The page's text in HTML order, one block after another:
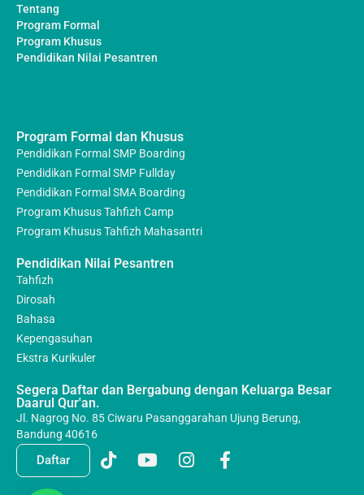
Tentang
Program Formal
Program Khusus
Pendidikan Nilai Pesantren
Program Formal dan Khusus
Pendidikan Formal SMP Boarding
Pendidikan Formal SMP Fullday
Pendidikan Formal SMA Boarding
Program Khusus Tahfizh Camp
Program Khusus Tahfizh Mahasantri
Pendidikan Nilai Pesantren
Tahfizh
Dirosah
Bahasa
Kepengasuhan
Ekstra Kurikuler
Segera Daftar dan Bergabung dengan Keluarga Besar
Daarul Qur'an.
Jl. Nagrog No. 85 Ciwaru Pasanggarahan Ujung Berung,
Bandung 40616
Daftar